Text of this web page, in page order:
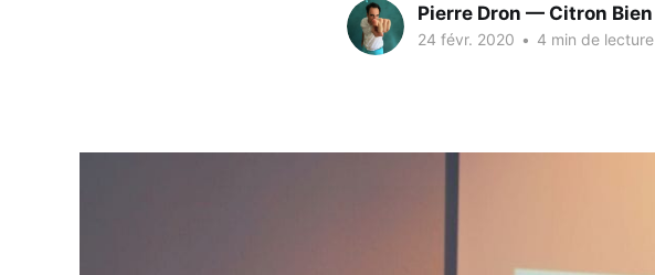
Pierre Dron — Citron Bien
24 févr. 2020 • 4 min de lecture